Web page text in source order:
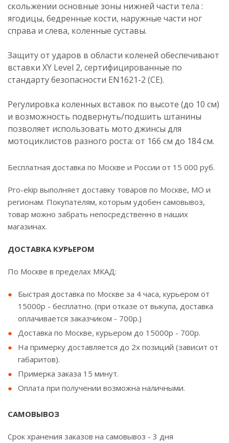
скольжении основные зоны нижней части тела :
ягодицы, бедренные кости, наружные части ног
справа и слева, коленные суставы.
Защиту от ударов в области коленей обеспечивают
вставки XY Level 2, сертифицированные по
стандарту безопасности EN1621-2 (CE).
Регулировка коленных вставок по высоте (до 10 см)
и возможность подвернуть/подшить штанины
позволяет использовать мото джинсы для
мотоциклистов разного роста: от 166 см до 184 см.
Бесплатная доставка по Москве и России от 15 000 руб.
Pro-ekip выполняет доставку товаров по Москве, МО и
регионам. Покупателям, которым удобен самовывоз,
товар можно забрать непосредственно в наших
магазинах.
ДОСТАВКА КУРЬЕРОМ
По Москве в пределах МКАД:
Быстрая доставка по Москве за 4 часа, курьером от
15000р - бесплатно. (при отказе от выкупа, доставка
оплачивается заказчиком - 700р.)
Доставка по Москве, курьером до 15000р - 700р.
На примерку доставляется до 2х позиций (зависит от
габаритов).
Примерка заказа 15 минут.
Оплата при получении возможна наличными.
САМОВЫВОЗ
Срок хранения заказов на самовывоз - 3 дня